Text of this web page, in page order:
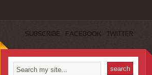
SUBSCRIBE FACEBOOK TWITTER